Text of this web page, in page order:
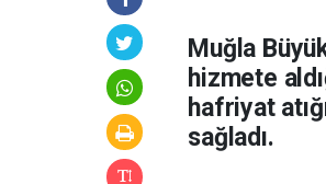
Muğla
hizmete
hafriyat
sağladı.